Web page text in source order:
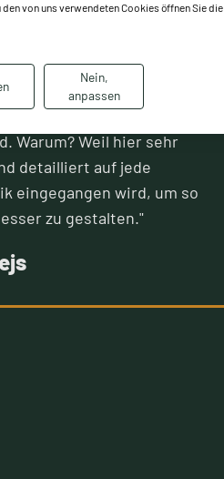
Bewegung steht im
Warum? Weil hier sehr
detailliert auf jede
eingegangen wird, um so
zu gestalten."
von uns verwendeten Cookies öffnen Sie die
Nein,
anpassen